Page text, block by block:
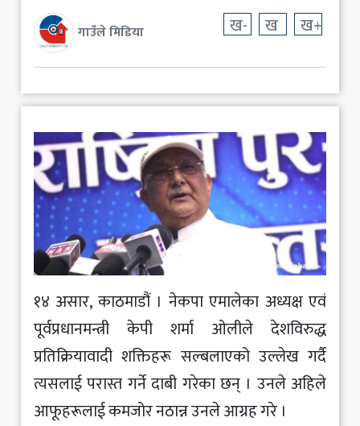
स्वास्थ्य
ट्राभल
मनोरञ्जन
खेलकुद
अन्य
गाउँले मिडिया ख- ख ख+
१४ असार, काठमाडौं । नेकपा एमालेका अध्यक्ष एवं
पूर्वप्रधानमन्त्री केपी शर्मा ‌ओलीले देशविरुद्ध
प्रतिक्रियावादी शक्तिहरू सल्बलाएको उल्लेख गर्दै
त्यसलाई परास्त गर्ने दाबी गरेका छन् । उनले अहिले
आफूहरूलाई कमजोर नठान्न उनले आग्रह गरे ।